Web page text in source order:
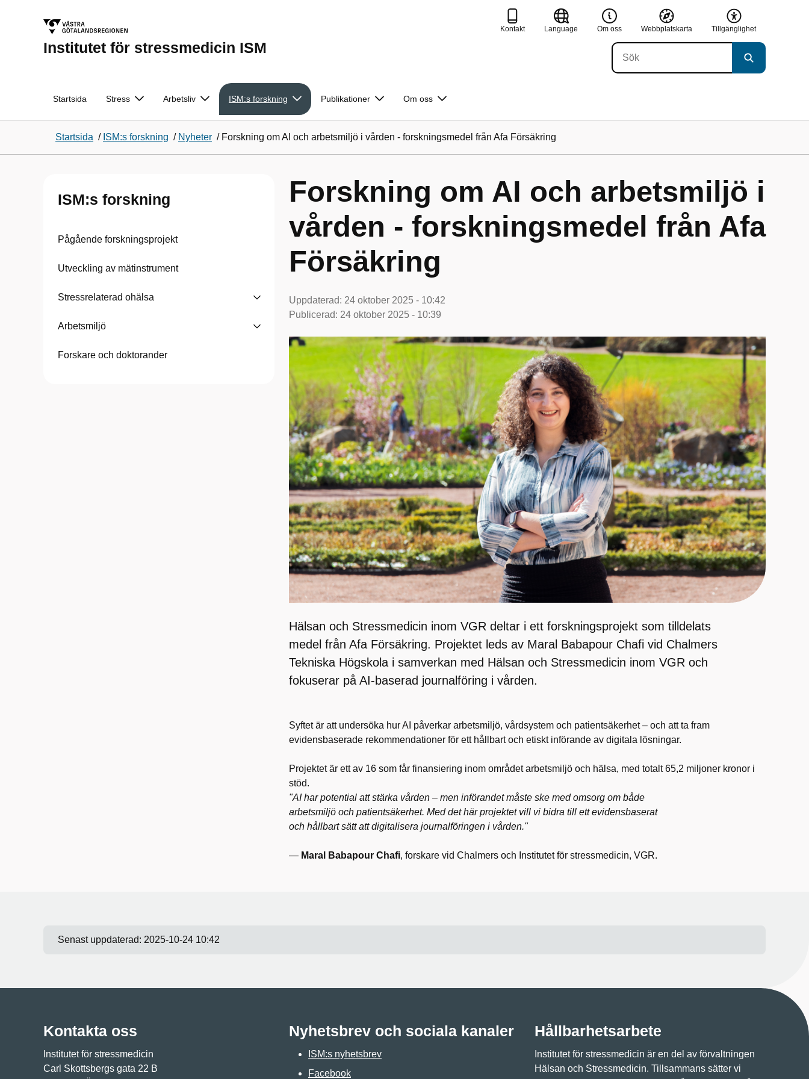
Institutet för stressmedicin ISM
Kontakt Language Om oss Webbplatskarta Tillgänglighet
Startsida Stress Arbetsliv ISM:s forskning Publikationer Om oss
Startsida / ISM:s forskning / Nyheter / Forskning om AI och arbetsmiljö i vården - forskningsmedel från Afa Försäkring
ISM:s forskning
Pågående forskningsprojekt
Utveckling av mätinstrument
Stressrelaterad ohälsa
Arbetsmiljö
Forskare och doktorander
Forskning om AI och arbetsmiljö i
vården - forskningsmedel från Afa
Försäkring
Uppdaterad: 24 oktober 2025 - 10:42
Publicerad: 24 oktober 2025 - 10:39
Hälsan och Stressmedicin inom VGR deltar i ett forskningsprojekt som tilldelats
medel från Afa Försäkring. Projektet leds av Maral Babapour Chafi vid Chalmers
Tekniska Högskola i samverkan med Hälsan och Stressmedicin inom VGR och
fokuserar på AI-baserad journalföring i vården.
Syftet är att undersöka hur AI påverkar arbetsmiljö, vårdsystem och patientsäkerhet – och att ta fram
evidensbaserade rekommendationer för ett hållbart och etiskt införande av digitala lösningar.
Projektet är ett av 16 som får finansiering inom området arbetsmiljö och hälsa, med totalt 65,2 miljoner kronor i
stöd.
"AI har potential att stärka vården – men införandet måste ske med omsorg om både
arbetsmiljö och patientsäkerhet. Med det här projektet vill vi bidra till ett evidensbaserat
och hållbart sätt att digitalisera journalföringen i vården."
— Maral Babapour Chafi, forskare vid Chalmers och Institutet för stressmedicin, VGR.
Senast uppdaterad: 2025-10-24 10:42
Kontakta oss
Institutet för stressmedicin
Carl Skottsbergs gata 22 B
Nyhetsbrev och sociala kanaler
ISM:s nyhetsbrev
Facebook
Hållbarhetsarbete
Institutet för stressmedicin är en del av förvaltningen
Hälsan och Stressmedicin. Tillsammans sätter vi